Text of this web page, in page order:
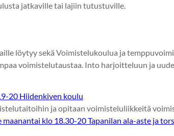
jatkaville tai lajiin tutustuville.
löytyy sekä Voimistelukoulua ja
voimistelutaustaa. Into harjoitteluun ja
20 Hiidenkiven koulu
ja opitaan voimisteluliikkeitä
klo 18.30-20 Tapanilan ala-aste ja